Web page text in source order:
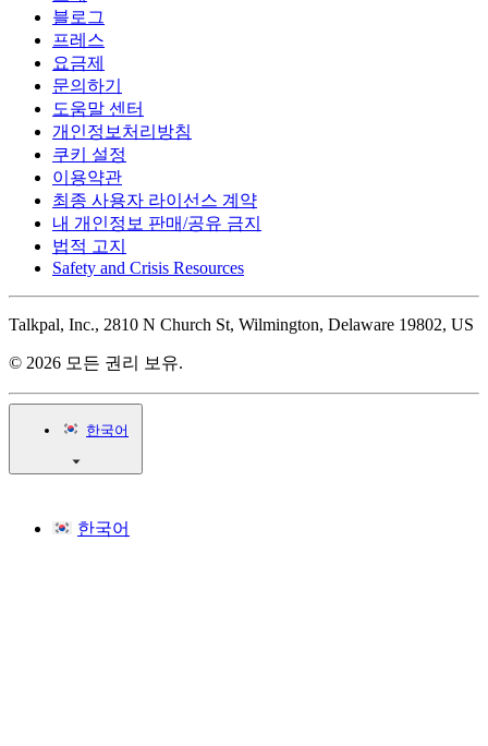
블로그
프레스
요금제
문의하기
도움말 센터
개인정보처리방침
쿠키 설정
이용약관
최종 사용자 라이선스 계약
내 개인정보 판매/공유 금지
법적 고지
Safety and Crisis Resources
Talkpal, Inc., 2810 N Church St, Wilmington, Delaware 19802, US
© 2026 모든 권리 보유.
한국어
한국어